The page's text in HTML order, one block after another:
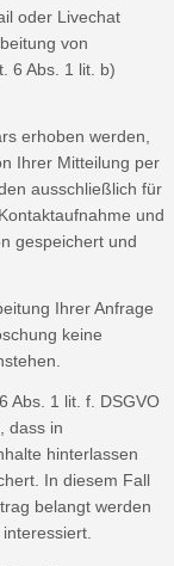
oder Livechat
von
6 Abs. 1 lit. b)
erhoben werden,
Ihrer Mitteilung per
ausschließlich für
und
gespeichert und
Ihrer Anfrage
keine
Abs. 1 lit. f. DSGVO
dass in
hinterlassen
In diesem Fall
belangt werden